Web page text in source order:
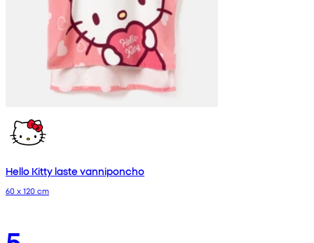
Hello Kitty laste vanniponcho
60 x 120 cm